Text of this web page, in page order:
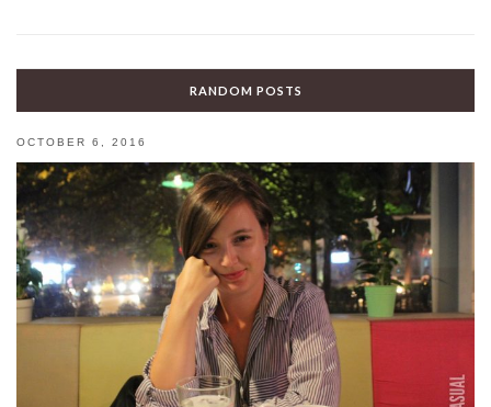
RANDOM POSTS
OCTOBER 6, 2016